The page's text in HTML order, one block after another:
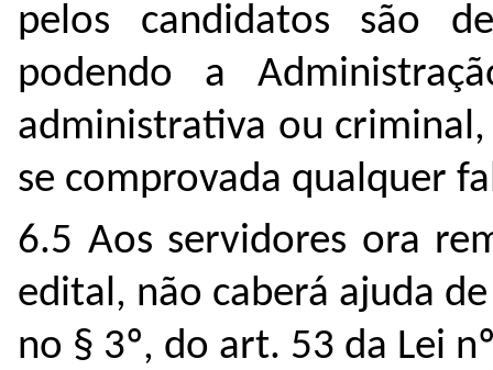
pelos candidatos são
podendo a
administrativa ou
se comprovada qualquer
6.5 Aos servidores ora
edital, não caberá ajuda
no § 3º, do art. 53 da Lei